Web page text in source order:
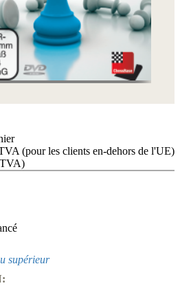
(pour les clients en-dehors de l'UE)
supérieur
FAQ
licences
Accessibility
Cookies
Management
ChessBase
Abonnement
Ducats
Paquets